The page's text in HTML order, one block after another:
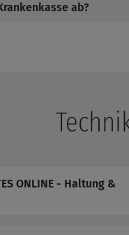
ab?
ONLINE - Haltung &